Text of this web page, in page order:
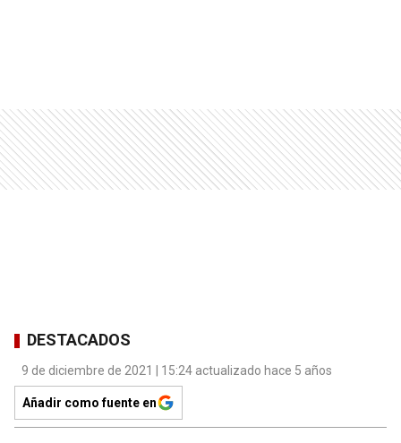
DESTACADOS
9 de diciembre de 2021 | 15:24 actualizado hace 5 años
Añadir como fuente en